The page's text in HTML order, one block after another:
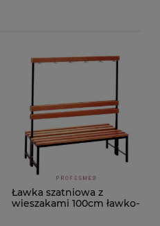
Ławka szatniowa z
wieszakami 100cm ławko-